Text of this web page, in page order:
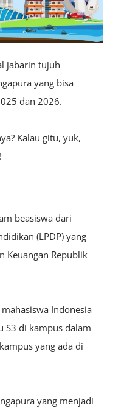
jabarin tujuh
yang bisa
dan 2026.
Kalau gitu, yuk,
!
beasiswa dari
(LPDP) yang
Keuangan Republik
Indonesia
S3 di kampus dalam
yang ada di
yang menjadi